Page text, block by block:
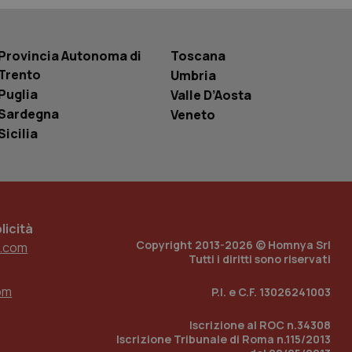
Autonoma di
Toscana
Umbria
Valle D’Aosta
Veneto
Copyright 2013-2026 © Homnya Srl
Tutti i diritti sono riservati
P.I. e C.F. 13026241003
Iscrizione al ROC n.34308
Iscrizione Tribunale di Roma n.115/2013
il sito, ma un
di accesso per
Analytics
di
incorporati
di